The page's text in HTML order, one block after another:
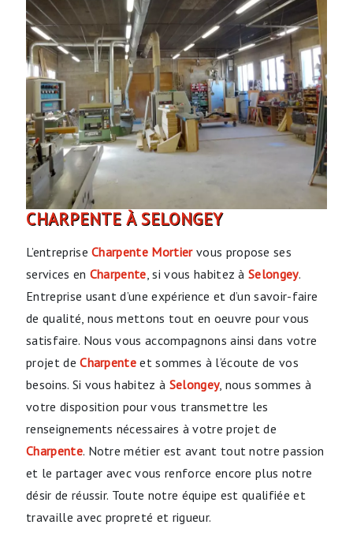
CHARPENTE À SELONGEY
L’entrepriseCharpente Mortiervous propose ses
services en Charpente , si vous habitez àSelongey.
Entreprise usant d’une expérience et d’un savoir-faire
de qualité, nous mettons tout en oeuvre pour vous
satisfaire. Nous vous accompagnons ainsi dans votre
projet deCharpente et sommes à l’écoute de vos
besoins. Si vous habitez à Selongey, nous sommes à
votre disposition pour vous transmettre les
renseignements nécessaires à votre projet de
Charpente. Notre métier est avant tout notre passion
et le partager avec vous renforce encore plus notre
désir de réussir. Toute notre équipe est qualifiée et
travaille avec propreté et rigueur.